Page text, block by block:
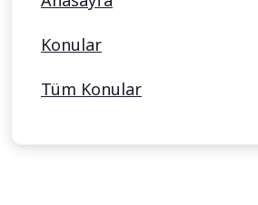
Konular
Tüm Konular